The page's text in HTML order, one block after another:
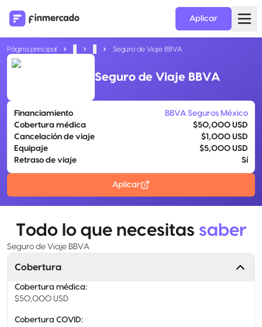
Aplicar
Página principal Seguro de Viaje BBVA
Seguro de Viaje BBVA
Financiamiento
BBVA Seguros México
Cobertura médica
$50,000 USD
Cancelación de viaje
$1,000 USD
Equipaje
$5,000 USD
Retraso de viaje
Sí
Aplicar
Todo lo que necesitas saber
Seguro de Viaje BBVA
Cobertura
Cobertura médica:
$50,000 USD
Cobertura COVID: